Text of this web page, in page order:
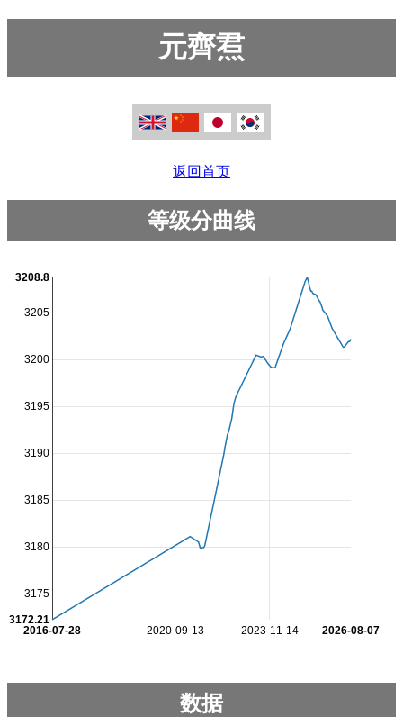
元齊焄
返回首页
等级分曲线
2020-09-13 2023-11-14
2016-07-28 2026-08-07
3175
3180
3185
3190
3195
3200
3205
3172.21
3208.8
数据